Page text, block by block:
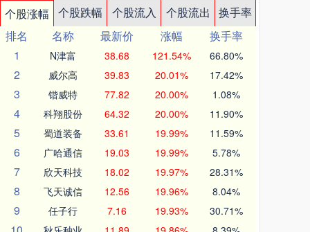
个股涨幅 个股跌幅 个股流入 个股流出
换手率
排名
名称 最新价 涨幅
换手率
1
N津富 38.68 121.54% 66.80%
2 威尔高 39.83 20.01% 17.42%
3 锴威特 77.82 20.00% 1.08%
4 科翔股份 64.32 20.00% 11.90%
5 蜀道装备 33.61 19.99% 11.59%
6 广哈通信 19.03 19.99% 5.78%
7 欣天科技 18.02 19.97% 28.31%
8 飞天诚信 12.56 19.96% 8.04%
9 任子行 7.16 19.93% 30.71%